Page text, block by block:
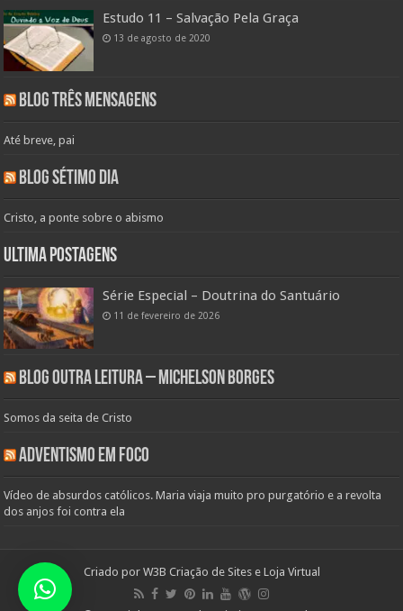
Estudo 11 – Salvação Pela Graça
13 de agosto de 2020
Blog Três Mensagens
Até breve, pai
Blog Sétimo Dia
Cristo, a ponte sobre o abismo
Ultima Postagens
Série Especial – Doutrina do Santuário
11 de fevereiro de 2026
Blog Outra Leitura – Michelson Borges
Somos da seita de Cristo
Adventismo em Foco
Vídeo de absurdos católicos. Maria viaja muito pro purgatório e a revolta
dos anjos foi contra ela
Criado por W3B Criação de Sites e Loja Virtual